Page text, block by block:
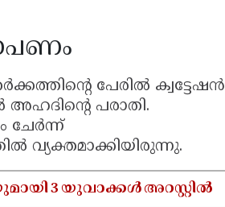
പേരിൽ ക്വട്ടേഷൻ
പരാതി.
ചേർന്ന്
വ്യക്തമാക്കിയിരുന്നു.
3 യുവാക്കൾ അറസ്റ്റിൽ